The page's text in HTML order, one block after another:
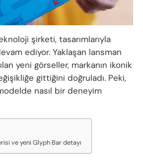
şirketi, tasarımlarıyla
ediyor. Yaklaşan lansman
yeni görseller, markanın ikonik
gittiğini doğruladı. Peki,
nasıl bir deneyim
ve yeni Glyph Bar detayı